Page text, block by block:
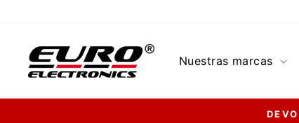
contenido
Nuestras marcas